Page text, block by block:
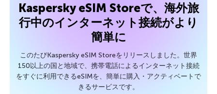
Kaspersky eSIM Storeで、海外旅
行中のインターネット接続がより
簡単に
このたびKaspersky eSIM Storeをリリースしました。世界
150以上の国と地域で、携帯電話によるインターネット接続
をすぐに利用できるeSIMを、簡単に購入・アクティベートで
きるサービスです。